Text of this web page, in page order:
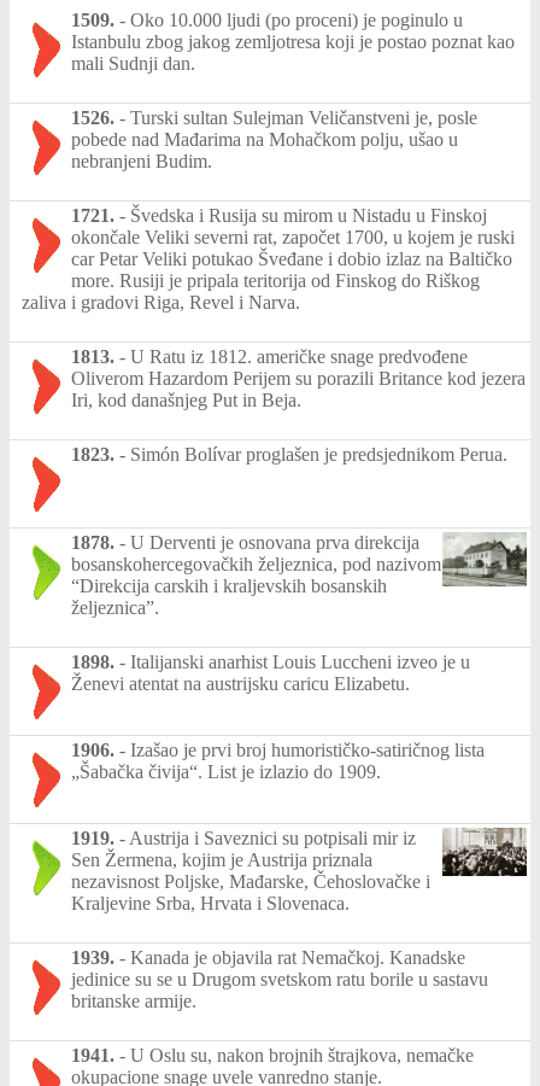
1509. - Oko 10.000 ljudi (po proceni) je poginulo u
Istanbulu zbog jakog zemljotresa koji je postao poznat kao
mali Sudnji dan.
1526. - Turski sultan Sulejman Veličanstveni je, posle
pobede nad Mađarima na Mohačkom polju, ušao u
nebranjeni Budim.
1721. - Švedska i Rusija su mirom u Nistadu u Finskoj
okončale Veliki severni rat, započet 1700, u kojem je ruski
car Petar Veliki potukao Šveđane i dobio izlaz na Baltičko
more. Rusiji je pripala teritorija od Finskog do Riškog
zaliva i gradovi Riga, Revel i Narva.
1813. - U Ratu iz 1812. američke snage predvođene
Oliverom Hazardom Perijem su porazili Britance kod jezera
Iri, kod današnjeg Put in Beja.
1823. - Simón Bolívar proglašen je predsjednikom Perua.
1878. - U Derventi je osnovana prva direkcija
bosanskohercegovačkih željeznica, pod nazivom
“Direkcija carskih i kraljevskih bosanskih
željeznica”.
1898. - Italijanski anarhist Louis Luccheni izveo je u
Ženevi atentat na austrijsku caricu Elizabetu.
1906. - Izašao je prvi broj humorističko-satiričnog lista
„Šabačka čivija“. List je izlazio do 1909.
1919. - Austrija i Saveznici su potpisali mir iz
Sen Žermena, kojim je Austrija priznala
nezavisnost Poljske, Mađarske, Čehoslovačke i
Kraljevine Srba, Hrvata i Slovenaca.
1939. - Kanada je objavila rat Nemačkoj. Kanadske
jedinice su se u Drugom svetskom ratu borile u sastavu
britanske armije.
1941. - U Oslu su, nakon brojnih štrajkova, nemačke
okupacione snage uvele vanredno stanje.